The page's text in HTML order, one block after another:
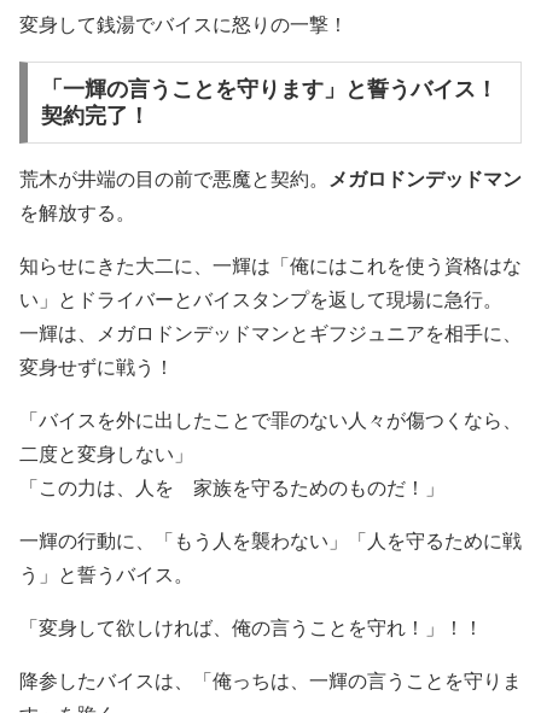
変身して銭湯でバイスに怒りの一撃！
「一輝の言うことを守ります」と誓うバイス！
契約完了！
荒木が井端の目の前で悪魔と契約。
メガロドンデッドマン
を解放する。
知らせにきた大二に、一輝は「俺にはこれを使う資格はな
い」とドライバーとバイスタンプを返して現場に急行。
一輝は、メガロドンデッドマンとギフジュニアを相手に、
変身せずに戦う！
「バイスを外に出したことで罪のない人々が傷つくなら、
二度と変身しない」
「この力は、人を 家族を守るためのものだ！」
一輝の行動に、「もう人を襲わない」「人を守るために戦
う」と誓うバイス。
「変身して欲しければ、俺の言うことを守れ！」！！
降参したバイスは、「俺っちは、一輝の言うことを守りま